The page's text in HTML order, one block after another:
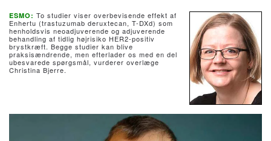
ESMO: To studier viser overbevisende effekt af
Enhertu (trastuzumab deruxtecan, T-DXd) som
henholdsvis neoadjuverende og adjuverende
behandling af tidlig højrisiko HER2-positiv
brystkræft. Begge studier kan blive
praksisændrende, men efterlader os med en del
ubesvarede spørgsmål, vurderer overlæge
Christina Bjerre.